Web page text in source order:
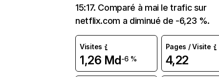
15:17. Comparé à mai le trafic sur
netflix.com a diminué de -6,23 %.
Visites
1,26 Md-6 %
Pages / Visite
4,22